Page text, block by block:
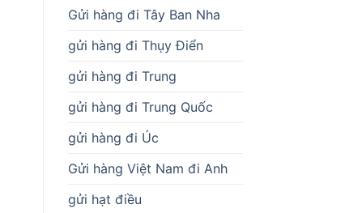
Gửi hàng đi Tây Ban Nha
gửi hàng đi Thụy Điển
gửi hàng đi Trung
gửi hàng đi Trung Quốc
gửi hàng đi Úc
Gửi hàng Việt Nam đi Anh
gửi hạt điều